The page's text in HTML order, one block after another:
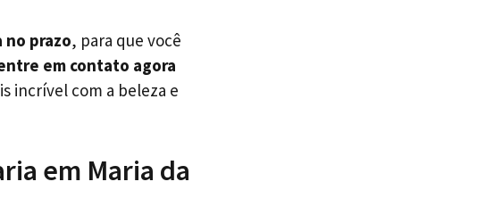
prazo, para que você
em contato agora
incrível com a beleza e
em Maria da